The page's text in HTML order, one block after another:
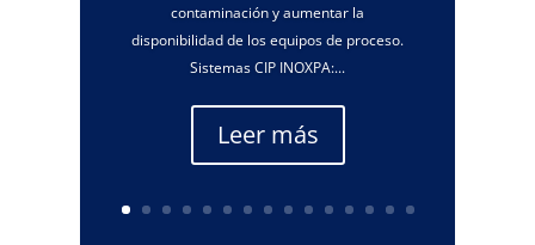
contaminación y aumentar la
disponibilidad de los equipos de proceso.
Sistemas CIP INOXPA:...
Leer más